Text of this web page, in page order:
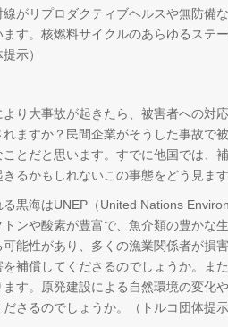
がリプロダクティブヘルスや無防備
す。核燃料サイクルのあらゆるステ
示）
り大事故が起きたら、被害者への対
ますか？民間企業がそうした事故で
とだと思います。すでに他国では、
るかもしれないこの事態をどう見ま
黒海はUNEP（United Nations
ンや酸素が豊富で、魚介類の豊かな
能性があり、多くの漁業関係者が損
補償してくださるのでしょうか。ま
す。原発建設による自然環境の変化
さるのでしょうか。（トルコ団体提示